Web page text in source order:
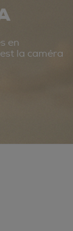
en
la caméra